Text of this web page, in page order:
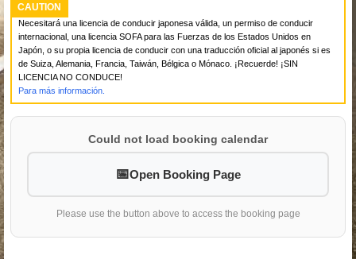
CAUTION
Necesitará una licencia de conducir japonesa válida, un permiso de conducir
internacional, una licencia SOFA para las Fuerzas de los Estados Unidos en
Japón, o su propia licencia de conducir con una traducción oficial al japonés si es
de Suiza, Alemania, Francia, Taiwán, Bélgica o Mónaco. ¡Recuerde! ¡SIN
LICENCIA NO CONDUCE!
Para más información.
Could not load booking calendar
Open Booking Page
Please use the button above to access the booking page